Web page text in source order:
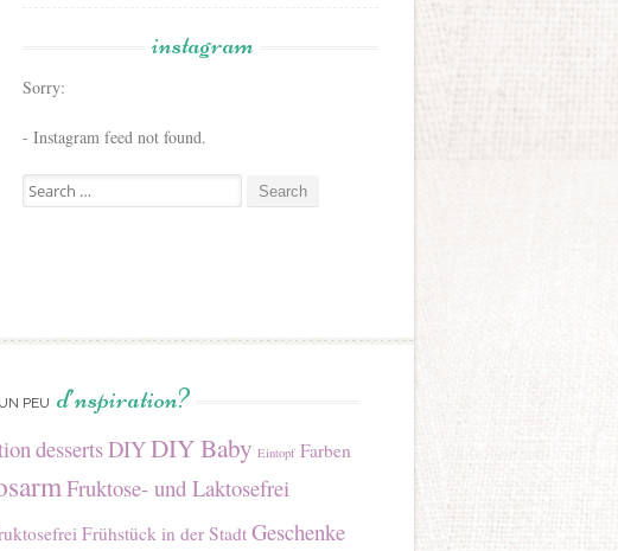
instagram
Sorry:
- Instagram feed not found.
Search for:
UN PEU d’nspiration?
dessertsDIYDIY Baby Eintopf Farben
Fruktose- und Laktosefrei
Frühstück in der Stadt Geschenke